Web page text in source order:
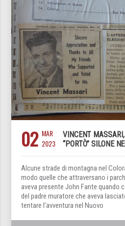
02 MAR
2023
VINCENT
“PORTÒ” SILONE
Alcune strade di montagna nel
modo quelle che attraversano i
aveva presente John Fante quando
del padre muratore che aveva
tentare l’avventura nel Nuovo